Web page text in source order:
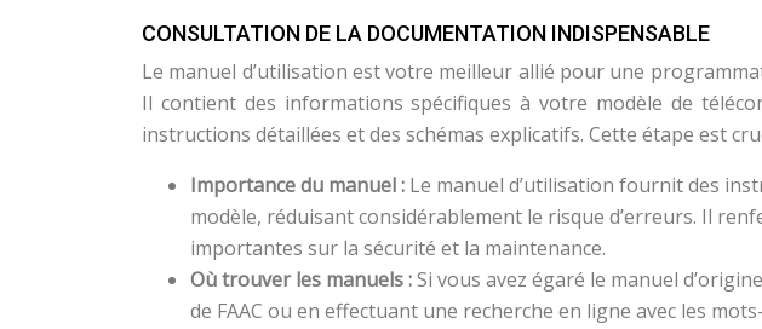
CONSULTATION DE LA DOCUMENTATION INDISPENSABLE
Le manuel d’utilisation est votre meilleur allié pour une
Il contient des informations spécifiques à votre modèle de
instructions détaillées et des schémas explicatifs. Cette étape est
Importance du manuel : Le manuel d’utilisation fournit des
modèle, réduisant considérablement le risque d’erreurs. Il
importantes sur la sécurité et la maintenance.
Où trouver les manuels :Si vous avez égaré le manuel
de FAAC ou en effectuant une recherche en ligne avec les